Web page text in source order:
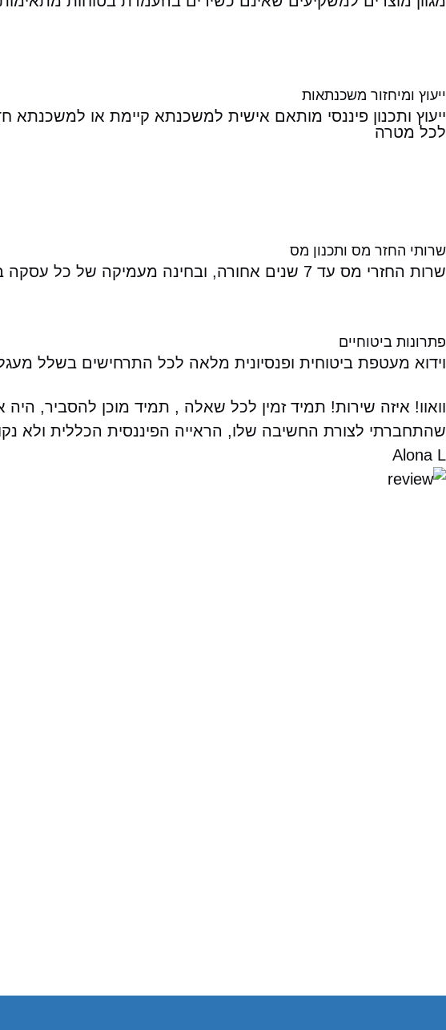
ייעוץ ומיחזור משכנתאות
ייעוץ ותכנון פיננסי מותאם אישית למשכנתא קיימת או
לכל מטרה
שרותי החזר מס ותכנון מס
שרות החזרי מס עד 7 שנים אחורה, ובחינה מעמיקה של כל עסקה בהיבטי מיסוי רחבים להעברה בין דורית מיטבית
פתרונות ביטוחיים
וידוא מעטפת ביטוחית ופנסיונית מלאה לכל התרחישים בשלל
וואוו! איזה שירות! תמיד זמין לכל שאלה , תמיד מוכן להסביר,
שהתחברתי לצורת החשיבה שלו, הראייה הפיננסית הכללית ולא
Alona L